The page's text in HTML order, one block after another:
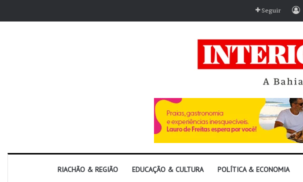
Seguir
RIACHÃO & REGIÃO EDUCAÇÃO & CULTURA POLÍTICA & ECONOMIA